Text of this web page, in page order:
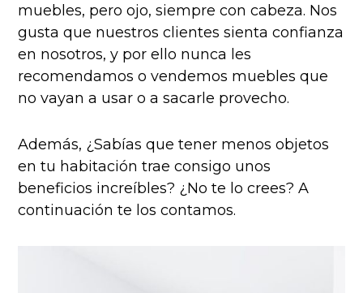
muebles, pero ojo, siempre con cabeza. Nos
gusta que nuestros clientes sienta confianza
en nosotros, y por ello nunca les
recomendamos o vendemos muebles que
no vayan a usar o a sacarle provecho.
Además, ¿Sabías que tener menos objetos
en tu habitación trae consigo unos
beneficios increíbles? ¿No te lo crees? A
continuación te los contamos.